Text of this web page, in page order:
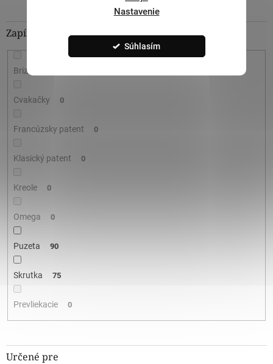
Nastavenie
Súhlasím
Zapínanie
Brizura
Cvakačky 0
Francúzsky patent 0
Klasický patent 0
Kreole 0
Omega 0
Puzeta 90
Skrutka 75
Prevliekacie 0
Určené pre